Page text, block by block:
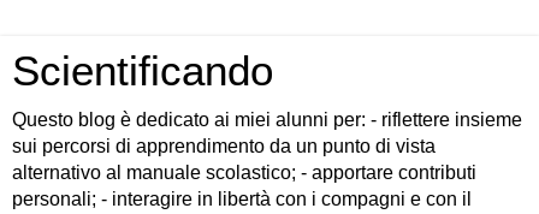
Scientificando
Questo blog è dedicato ai miei alunni per: - riflettere insieme
sui percorsi di apprendimento da un punto di vista
alternativo al manuale scolastico; - apportare contributi
personali; - interagire in libertà con i compagni e con il